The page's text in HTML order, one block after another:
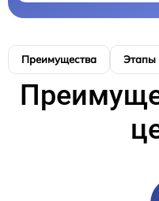
Преимущества Этапы